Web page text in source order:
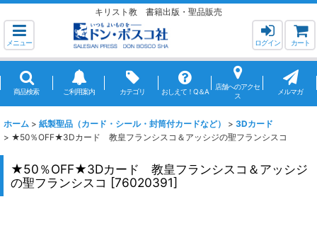
キリスト教 書籍出版・聖品販売
メニュー ログイン カート
商品検索 ご利用案内 カテゴリ おしえて！Q＆A
店舗へのアクセ
ス
メルマガ
ホーム > 紙製聖品（カード・シール・封筒付カードなど） > 3Dカード
> ★50％OFF★3Dカード 教皇フランシスコ＆アッシジの聖フランシスコ
★50％OFF★3Dカード 教皇フランシスコ＆アッシジ
の聖フランシスコ [76020391]